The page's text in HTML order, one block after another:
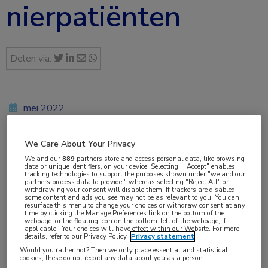
nierpatiënten
Delen via:
mei 2022
Vakgebieden:
Farmacie,Nefrologie
Aandachtsgebieden:
Chronische nierschade
Tags:
We Care About Your Privacy
We and our889 partners store and access personal data, like browsing
data or unique identifiers, on your device. Selecting "I Accept" enables
tracking technologies to support the purposes shown under "we and our
partners process data to provide," whereas selecting "Reject All" or
withdrawing your consent will disable them. If trackers are disabled,
some content and ads you see may not be as relevant to you. You can
resurface this menu to change your choices or withdraw consent at any
time by clicking the Manage Preferences link on the bottom of the
webpage [or the floating icon on the bottom-left of the webpage, if
applicable]. Your choices will have effect within our Website. For more
details, refer to our Privacy Policy. Privacy statement
Would you rather not? Then we only place essential and statistical
cookies, these do not record any data about you as a person